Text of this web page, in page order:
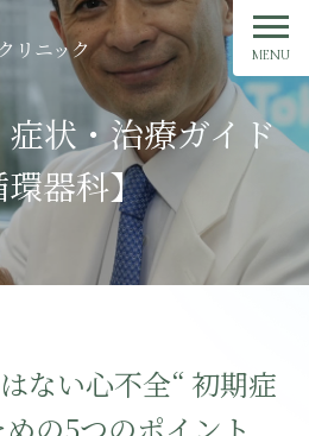
リニック MENU
状・治療ガイド
器科】
ない心不全“ 初期症